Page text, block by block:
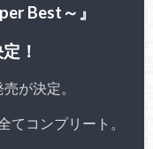
Best～』
！
が決定。
てコンプリート。